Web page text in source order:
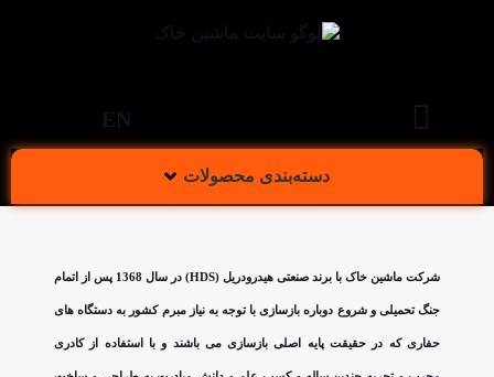
EN
دسته‌بندی محصولات
شرکت ماشین خاک با برند صنعتی هیدرودریل (HDS) در سال 1368 پس از اتمام
جنگ تحمیلی و شروع دوباره بازسازی با توجه به نیاز مبرم کشور به دستگاه های
حفاری که در حقیقت پایه اصلی بازسازی می باشند و با استفاده از کادری